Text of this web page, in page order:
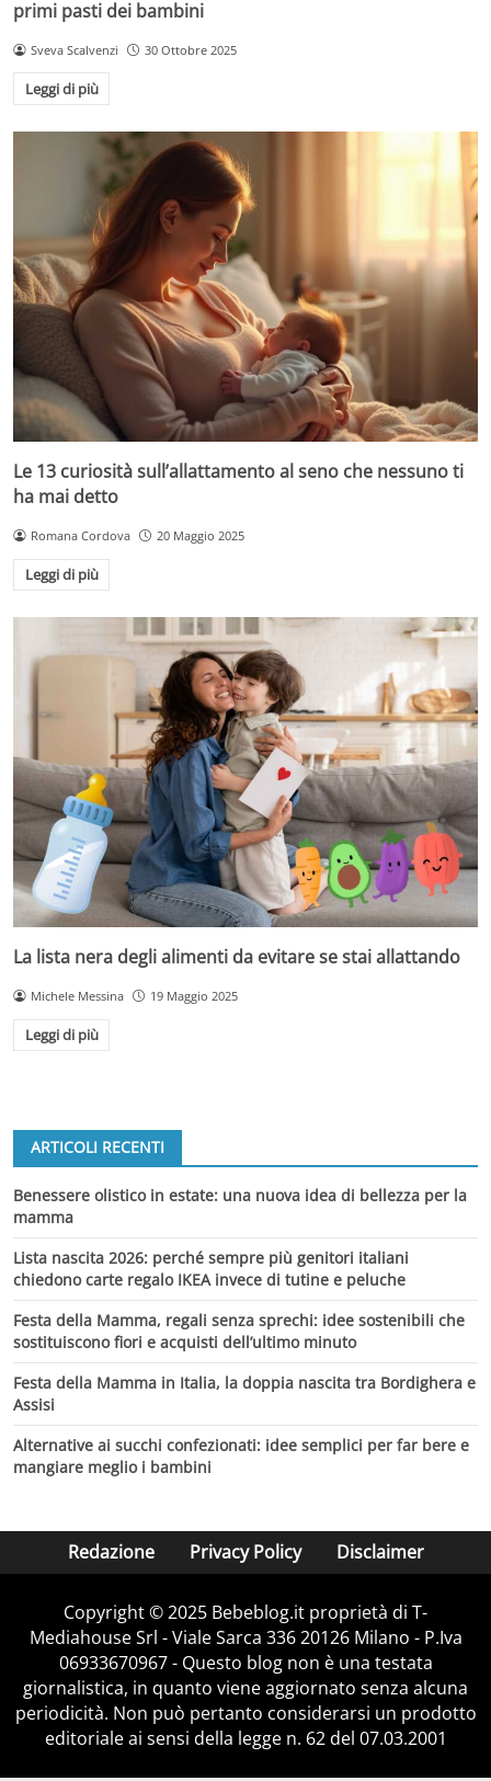
primi pasti dei bambini
Sveva Scalvenzi 30 Ottobre 2025
Leggi di più
Le 13 curiosità sull’allattamento al seno che nessuno ti
ha mai detto
Romana Cordova 20 Maggio 2025
Leggi di più
La lista nera degli alimenti da evitare se stai allattando
Michele Messina 19 Maggio 2025
Leggi di più
ARTICOLI RECENTI
Benessere olistico in estate: una nuova idea di bellezza per la
mamma
Lista nascita 2026: perché sempre più genitori italiani
chiedono carte regalo IKEA invece di tutine e peluche
Festa della Mamma, regali senza sprechi: idee sostenibili che
sostituiscono fiori e acquisti dell’ultimo minuto
Festa della Mamma in Italia, la doppia nascita tra Bordighera e
Assisi
Alternative ai succhi confezionati: idee semplici per far bere e
mangiare meglio i bambini
Redazione Privacy Policy Disclaimer
Copyright © 2025 Bebeblog.it proprietà di T-
Mediahouse Srl - Viale Sarca 336 20126 Milano - P.Iva
06933670967 - Questo blog non è una testata
giornalistica, in quanto viene aggiornato senza alcuna
periodicità. Non può pertanto considerarsi un prodotto
editoriale ai sensi della legge n. 62 del 07.03.2001